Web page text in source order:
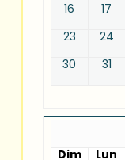
16
17
23
24
30
31
Dim
Lun